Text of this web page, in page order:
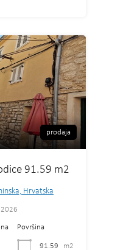
prodaja
91.59 m2
Hrvatska
Površina
91.59 m2